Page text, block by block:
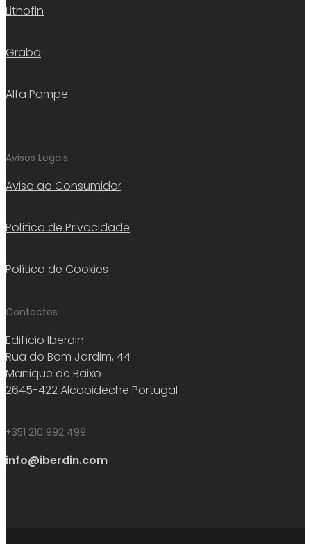
Lithofin
Grabo
Alfa Pompe
Avisos Legais
Aviso ao Consumidor
Política de Privacidade
Política de Cookies
Contactos
Edifício Iberdin
Rua do Bom Jardim, 44
Manique de Baixo
2645-422 Alcabideche Portugal
+351 210 992 499
info@iberdin.com